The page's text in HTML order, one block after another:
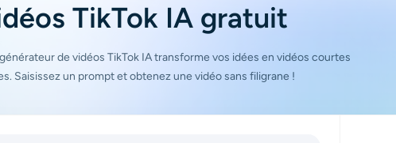
TikTok IA gratuit
de vidéos TikTok IA transforme vos idées en vidéos courtes
Saisissez un prompt et obtenez une vidéo sans filigrane !